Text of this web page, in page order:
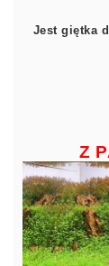
Jest giętka
Z